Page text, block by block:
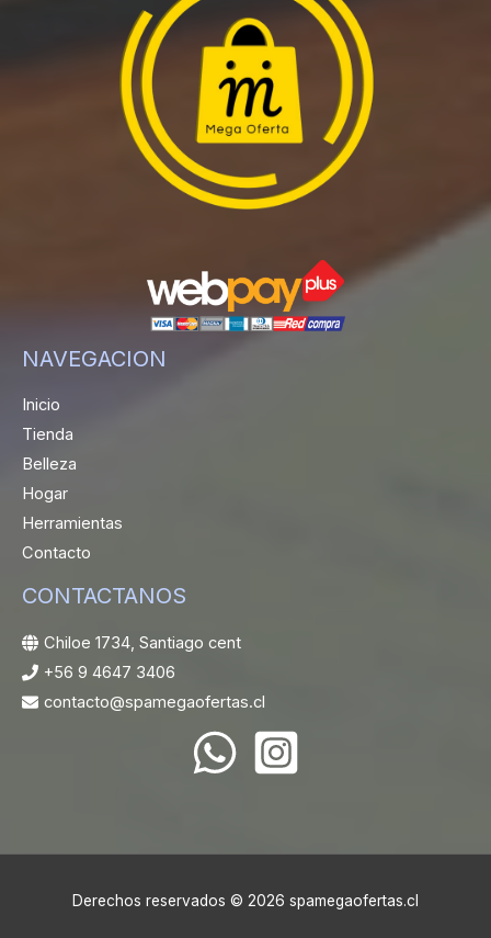
NAVEGACION
Inicio
Tienda
Belleza
Hogar
Herramientas
Contacto
CONTACTANOS
Chiloe 1734, Santiago cent
+56 9 4647 3406
contacto@spamegaofertas.cl
Derechos reservados © 2026 spamegaofertas.cl